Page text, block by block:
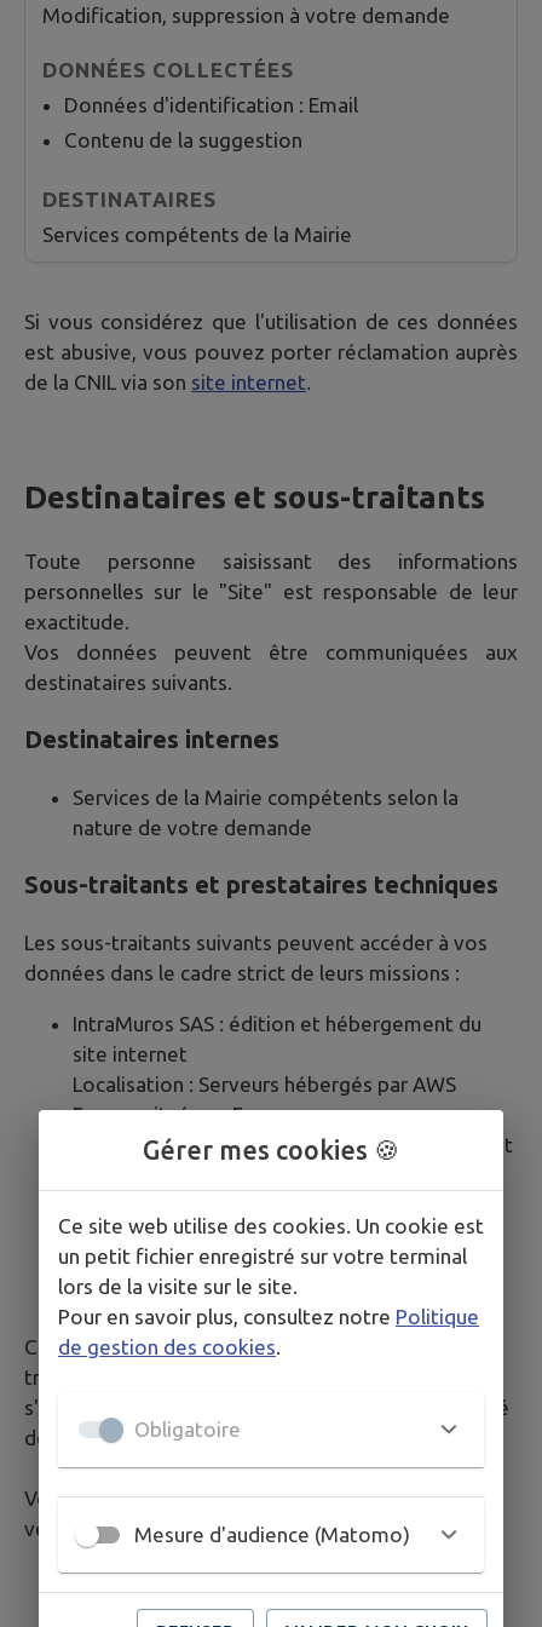
Modification, suppression à votre demande
Données d'identification : Email
Contenu de la suggestion
Services compétents de la Mairie
Si vous considérez que l'utilisation de ces données
est abusive, vous pouvez porter réclamation auprès
de la CNIL via son site internet.
Destinataires et sous-traitants
Toute personne saisissant des informations
personnelles sur le "Site" est responsable de leur
exactitude.
Vos données peuvent être communiquées aux
destinataires suivants.
Destinataires internes
Services de la Mairie compétents selon la
nature de votre demande
Sous-traitants et prestataires techniques
Les sous-traitants suivants peuvent accéder à vos
données dans le cadre strict de leurs missions :
IntraMuros SAS : édition et hébergement du
site internet
Localisation : Serveurs hébergés par AWS
France, situés en France
Mission : maintenance technique, hébergement
Localisation : Auto-hébergée
Mission : statistiques de fréquentation
anonymisées
Ces prestataires sont liés par des contrats de sous-
traitance conformes à l'article 28 du RGPD et
s'engagent à garantir la sécurité et la confidentialité
de vos données.
Vos données ne font l'objet d'aucune cession ou
vente à des fins commerciales.
Gérer mes cookies 🍪
Ce site web utilise des cookies. Un cookie est
un petit fichier enregistré sur votre terminal
lors de la visite sur le site.
Pour en savoir plus, consultez notre Politique
de gestion des cookies
Obligatoire
Mesure d'audience (Matomo)